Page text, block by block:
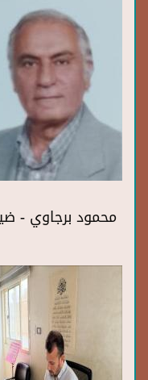
محمود برجاوي -